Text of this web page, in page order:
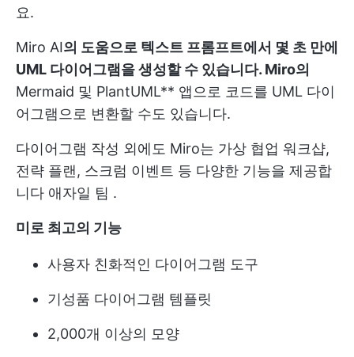
요.
Miro AI의 도움으로 텍스트 프롬프트에서 몇 초 만에
UML 다이어그램을 생성할 수 있습니다. Miro의
Mermaid 및 PlantUML** 앱으로 코드를 UML 다이
어그램으로 변환할 수도 있습니다.
다이어그램 작성 외에도 Miro는 가상 협업 워크샵,
전략 플랜, 스크럼 이벤트 등 다양한 기능을 제공합
니다 애자일 팀 .
미로 최고의 기능
사용자 친화적인 다이어그램 도구
기성품 다이어그램 템플릿
2,000개 이상의 모양